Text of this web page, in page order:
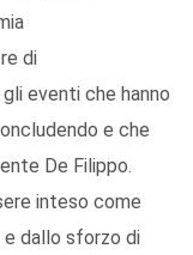
di
eventi che hanno
e che
De Filippo.
inteso come
e dallo sforzo di